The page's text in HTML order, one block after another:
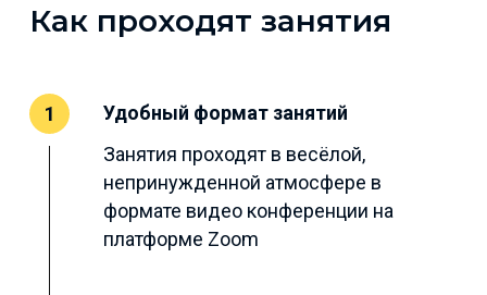
Как проходят занятия
1
Удобный формат занятий
Занятия проходят в весёлой,
непринужденной атмосфере в
формате видео конференции на
платформе Zoom